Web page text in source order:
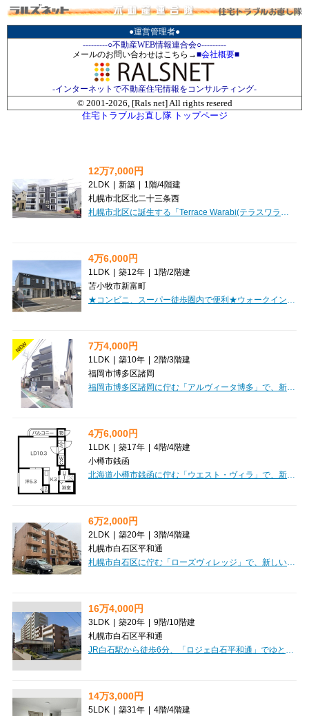
●運営管理者●
---------○不動産WEB情報連合会○---------
メールのお問い合わせはこちら→■会社概要■
-インターネットで不動産住宅情報をコンサルティング-
© 2001-2026, [Rals net] All rights resered
住宅トラブルお直し隊 トップページ
12万7,000円
2LDK | 新築 | 1階/4階建
札幌市北区北二十三条西
4万6,000円
1LDK | 築12年 | 1階/2階建
苫小牧市新富町
NEW 7万4,000円
1LDK | 築10年 | 2階/3階建
福岡市博多区諸岡
4万6,000円
1LDK | 築17年 | 4階/4階建
小樽市銭函
6万2,000円
2LDK | 築20年 | 3階/4階建
札幌市白石区平和通
16万4,000円
3LDK | 築20年 | 9階/10階建
札幌市白石区平和通
14万3,000円
5LDK | 築31年 | 4階/4階建